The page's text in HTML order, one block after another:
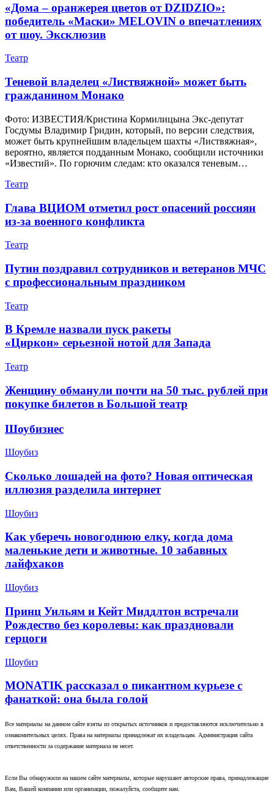
«Дома – оранжерея цветов от DZIDZIO»:
победитель «Маски» MELOVIN о впечатлениях
от шоу. Эксклюзив
Театр
Теневой владелец «Листвяжной» может быть
гражданином Монако
Фото: ИЗВЕСТИЯ/Кристина Кормилицына Экс-депутат
Госдумы Владимир Гридин, который, по версии следствия,
может быть крупнейшим владельцем шахты «Листвяжная»,
вероятно, является подданным Монако, сообщили источники
«Известий». По горючим следам: кто оказался теневым…
Театр
Глава ВЦИОМ отметил рост опасений россиян
из-за военного конфликта
Театр
Путин поздравил сотрудников и ветеранов МЧС
с профессиональным праздником
Театр
В Кремле назвали пуск ракеты
«Циркон» серьезной нотой для Запада
Театр
Женщину обманули почти на 50 тыс. рублей при
покупке билетов в Большой театр
Шоубизнес
Шоубиз
Сколько лошадей на фото? Новая оптическая
иллюзия разделила интернет
Шоубиз
Как уберечь новогоднюю елку, когда дома
маленькие дети и животные. 10 забавных
лайфхаков
Шоубиз
Принц Уильям и Кейт Миддлтон встречали
Рождество без королевы: как праздновали
герцоги
Шоубиз
MONATIK рассказал о пикантном курьезе с
фанаткой: она была голой
Все материалы на данном сайте взяты из открытых источников и предоставляются исключительно в
ознакомительных целях. Права на материалы принадлежат их владельцам. Администрация сайта
ответственности за содержание материала не несет.
Если Вы обнаружили на нашем сайте материалы, которые нарушают авторские права, принадлежащие
Вам, Вашей компании или организации, пожалуйста, сообщите нам.